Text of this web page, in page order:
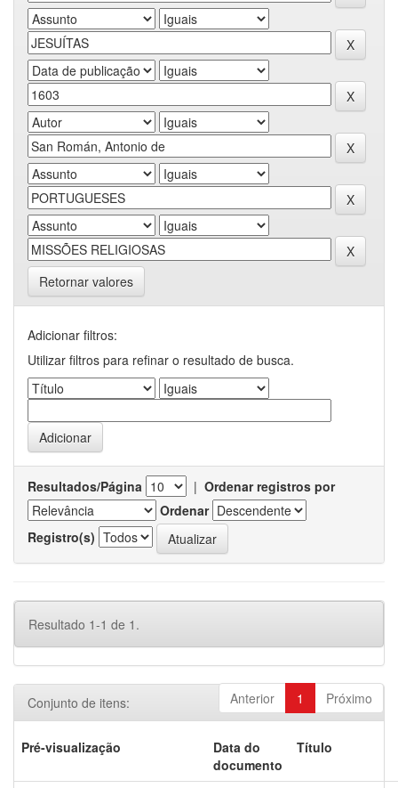
Retornar valores
Adicionar filtros:
Utilizar filtros para refinar o resultado de busca.
Resultados/Página | Ordenar registros por
Ordenar
Registro(s)
Resultado 1-1 de 1.
Anterior 1 Próximo
Conjunto de itens:
Pré-visualização
Data do
documento
Título